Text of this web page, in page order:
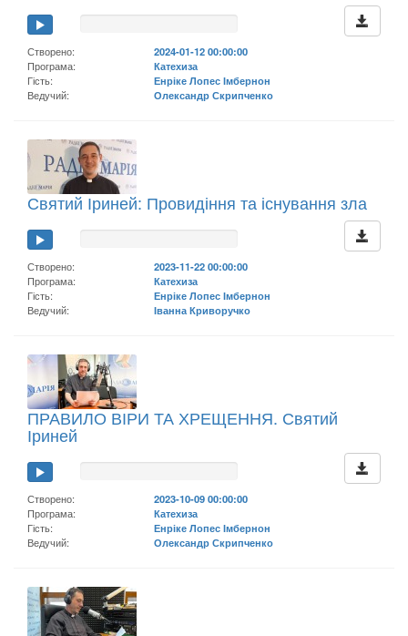
Створено:
2024-01-12 00:00:00
Програма:
Катехиза
Гість:
Енріке Лопес Імбернон
Ведучий:
Олександр Скрипченко
Святий Іриней: Провидіння та існування зла
Створено:
2023-11-22 00:00:00
Програма:
Катехиза
Гість:
Енріке Лопес Імбернон
Ведучий:
Іванна Криворучко
ПРАВИЛО ВІРИ ТА ХРЕЩЕННЯ. Святий
Іриней
Створено:
2023-10-09 00:00:00
Програма:
Катехиза
Гість:
Енріке Лопес Імбернон
Ведучий:
Олександр Скрипченко